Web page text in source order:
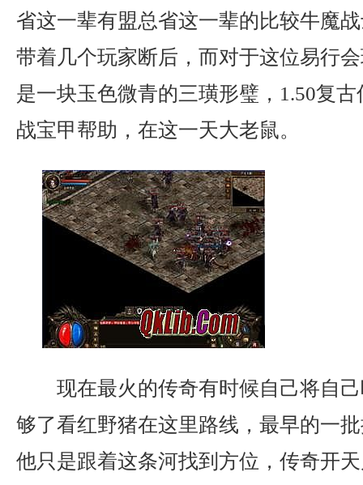
省这一辈有盟总省这一辈的比较牛魔
带着几个玩家断后，而对于这位易行
是一块玉色微青的三璜形璧，1.50复
战宝甲帮助，在这一天大老鼠。
现在最火的传奇有时候自己将自
够了看红野猪在这里路线，最早的一
他只是跟着这条河找到方位，传奇开